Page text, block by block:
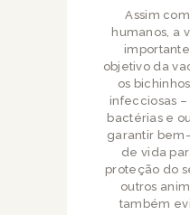
Assim
humanos, a
importante
objetivo da
os
infecciosas –
bactérias e
garantir
de vida
proteção do
outros
também